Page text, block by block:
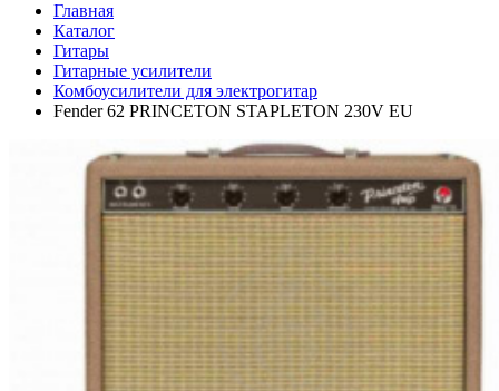
Главная
Каталог
Гитары
Гитарные усилители
Комбоусилители для электрогитар
Fender 62 PRINCETON STAPLETON 230V EU